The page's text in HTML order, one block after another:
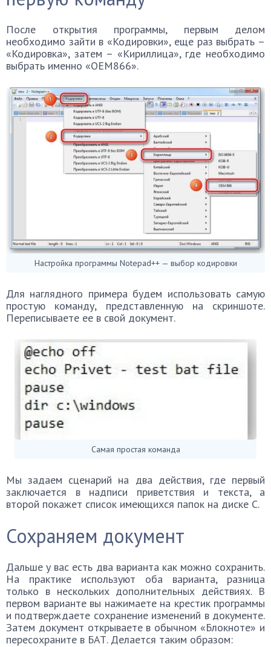
После открытия программы, первым делом
необходимо зайти в «Кодировки», еще раз выбрать –
«Кодировка», затем – «Кириллица», где необходимо
выбрать именно «ОЕМ866».
Настройка программы Notepad++ — выбор кодировки
Для наглядного примера будем использовать самую
простую команду, представленную на скриншоте.
Переписываете ее в свой документ.
Самая простая команда
Мы задаем сценарий на два действия, где первый
заключается в надписи приветствия и текста, а
второй покажет список имеющихся папок на диске С.
Сохраняем документ
Дальше у вас есть два варианта как можно сохранить.
На практике используют оба варианта, разница
только в нескольких дополнительных действиях. В
первом варианте вы нажимаете на крестик программы
и подтверждаете сохранение изменений в документе.
Затем документ открываете в обычном «Блокноте» и
пересохраните в БАТ. Делается таким образом: